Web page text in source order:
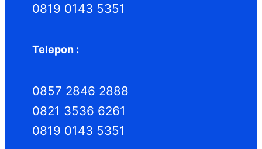
0819 0143 5351
Telepon :
0857 2846 2888
0821 3536 6261
0819 0143 5351